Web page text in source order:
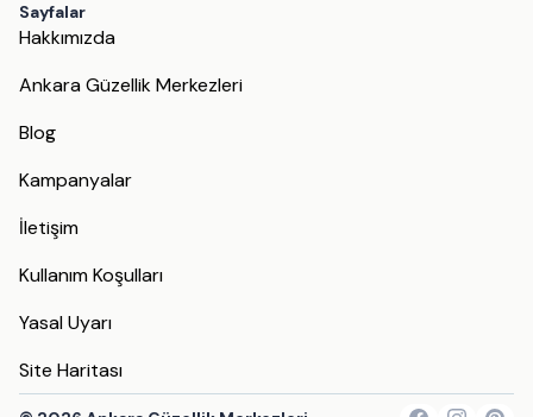
Sayfalar
Hakkımızda
Ankara Güzellik Merkezleri
Blog
Kampanyalar
İletişim
Kullanım Koşulları
Yasal Uyarı
Site Haritası